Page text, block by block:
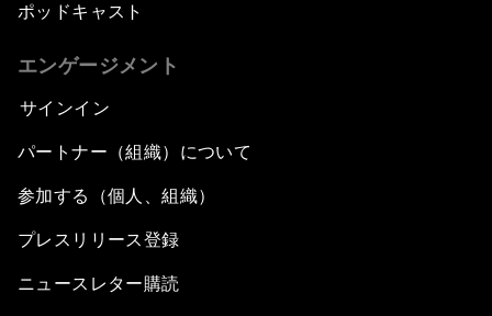
ポッドキャスト
エンゲージメント
サインイン
パートナー（組織）について
参加する（個人、組織）
プレスリリース登録
ニュースレター購読